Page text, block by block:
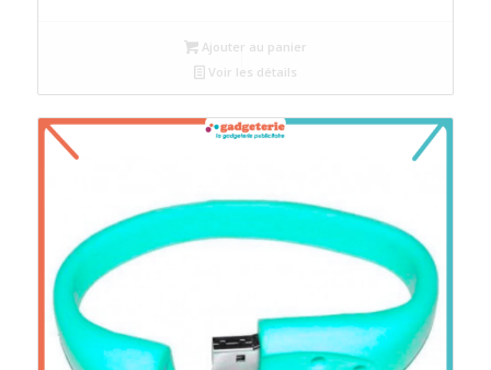
Ajouter au panier
Voir les détails